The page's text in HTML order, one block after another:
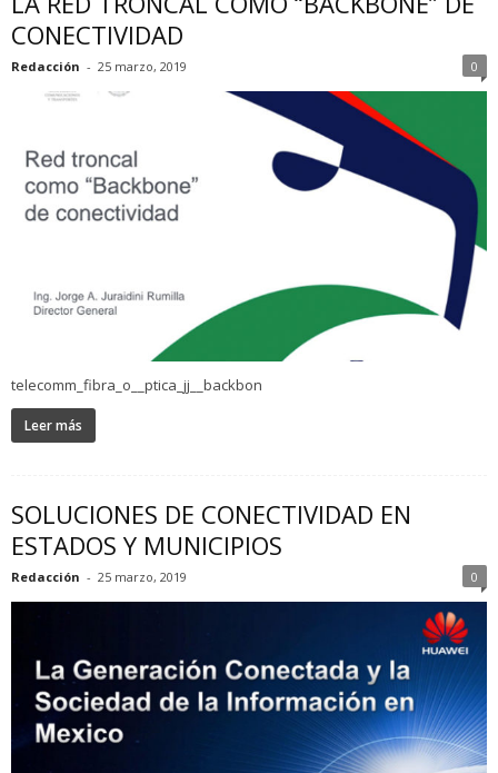
CONECTIVIDAD
Redacción - 25 marzo, 2019 0
telecomm_fibra_o__ptica_jj__backbon
Leer más
SOLUCIONES DE CONECTIVIDAD EN
ESTADOS Y MUNICIPIOS
Redacción - 25 marzo, 2019 0